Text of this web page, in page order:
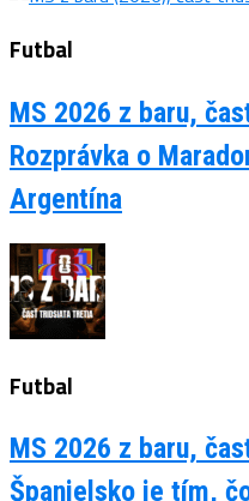
Futbal
MS 2026 z baru,
Rozprávka o
Argentína
Futbal
MS 2026 z baru,
Španielsko je tím,